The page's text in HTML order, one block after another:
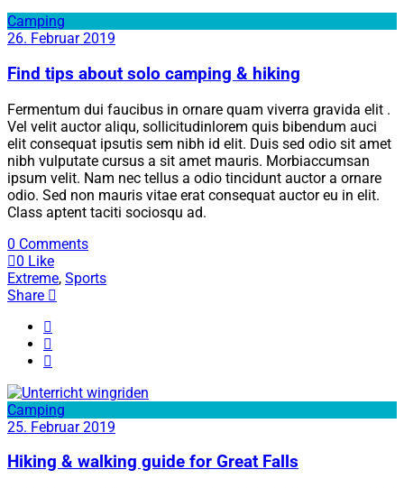
Camping
26. Februar 2019
Find tips about solo camping & hiking
Fermentum dui faucibus in ornare quam viverra gravida elit .
Vel velit auctor aliqu, sollicitudinlorem quis bibendum auci
elit consequat ipsutis sem nibh id elit. Duis sed odio sit amet
nibh vulputate cursus a sit amet mauris. Morbiaccumsan
ipsum velit. Nam nec tellus a odio tincidunt auctor a ornare
odio. Sed non mauris vitae erat consequat auctor eu in elit.
Class aptent taciti sociosqu ad.
0 Comments
0 Like
Extreme, Sports
Share
Camping
25. Februar 2019
Hiking & walking guide for Great Falls